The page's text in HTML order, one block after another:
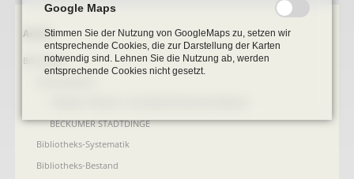
Navigation
überspringen
Archiv
Bibliothek
BECKUMER STADTDINGE
Bibliotheks-Systematik
Bibliotheks-Bestand
Google Maps
Stimmen Sie der Nutzung von GoogleMaps zu, setzen wir
entsprechende Cookies, die zur Darstellung der Karten
notwendig sind. Lehnen Sie die Nutzung ab, werden
entsprechende Cookies nicht gesetzt.